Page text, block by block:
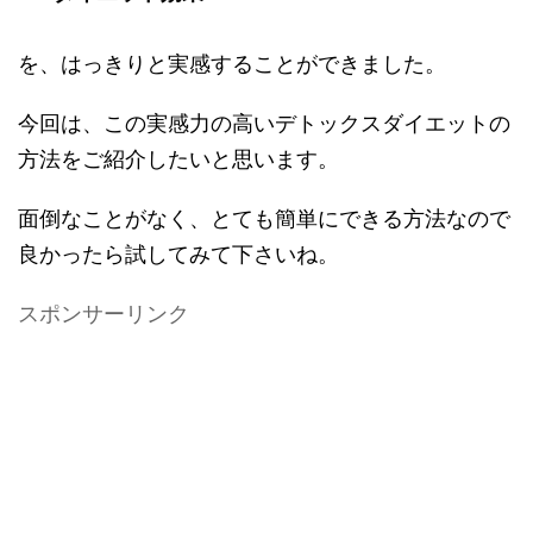
を、はっきりと実感することができました。
今回は、この実感力の高いデトックスダイエットの
方法をご紹介したいと思います。
面倒なことがなく、とても簡単にできる方法なので
良かったら試してみて下さいね。
スポンサーリンク